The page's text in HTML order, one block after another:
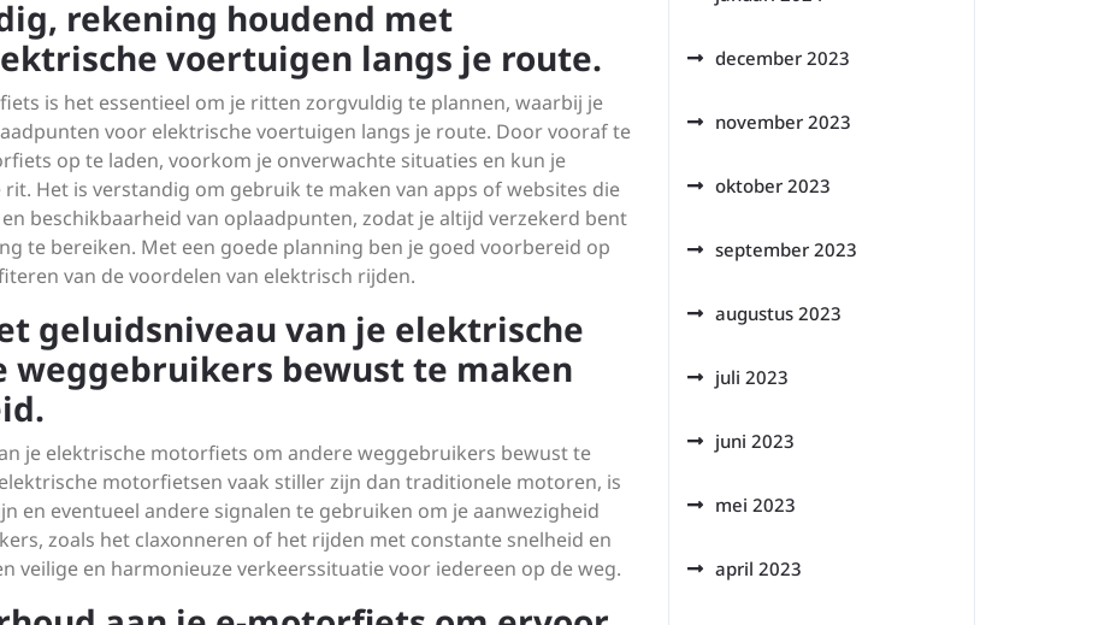
rekening houdend met
voertuigen langs je route.
is het essentieel om je ritten zorgvuldig te plannen, waarbij je
voor elektrische voertuigen langs je route. Door vooraf te
op te laden, voorkom je onverwachte situaties en kun je
Het is verstandig om gebruik te maken van apps of websites die
beschikbaarheid van oplaadpunten, zodat je altijd verzekerd bent
te bereiken. Met een goede planning ben je goed voorbereid op
van de voordelen van elektrisch rijden.
geluidsniveau van je elektrische
weggebruikers bewust te maken
je elektrische motorfiets om andere weggebruikers bewust te
motorfietsen vaak stiller zijn dan traditionele motoren, is
en eventueel andere signalen te gebruiken om je aanwezigheid
zoals het claxonneren of het rijden met constante snelheid en
veilige en harmonieuze verkeerssituatie voor iedereen op de weg.
december 2023
november 2023
oktober 2023
september 2023
augustus 2023
juli 2023
juni 2023
mei 2023
april 2023